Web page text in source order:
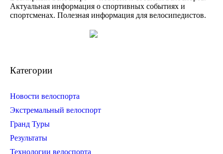
Актуальная информация о спортивных событиях и
спортсменах. Полезная информация для велосипедистов.
Категории
Новости велоспорта
Экстремальный велоспорт
Гранд Туры
Результаты
Технологии велоспорта